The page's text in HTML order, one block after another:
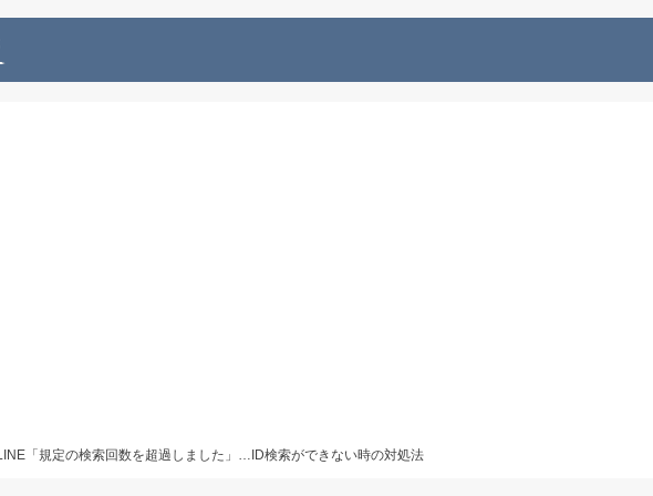
LINE「規定の検索回数を超過しました」…ID検索ができない時の対処法